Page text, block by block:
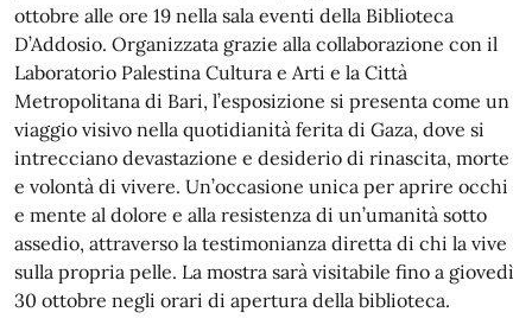
ottobre alle ore 19 nella sala eventi della Biblioteca
D’Addosio. Organizzata grazie alla collaborazione con il
Laboratorio Palestina Cultura e Arti e la Città
Metropolitana di Bari, l’esposizione si presenta come un
viaggio visivo nella quotidianità ferita di Gaza, dove si
intrecciano devastazione e desiderio di rinascita, morte
e volontà di vivere. Un’occasione unica per aprire occhi
e mente al dolore e alla resistenza di un’umanità sotto
assedio, attraverso la testimonianza diretta di chi la vive
sulla propria pelle. La mostra sarà visitabile fino a giovedì
30 ottobre negli orari di apertura della biblioteca.